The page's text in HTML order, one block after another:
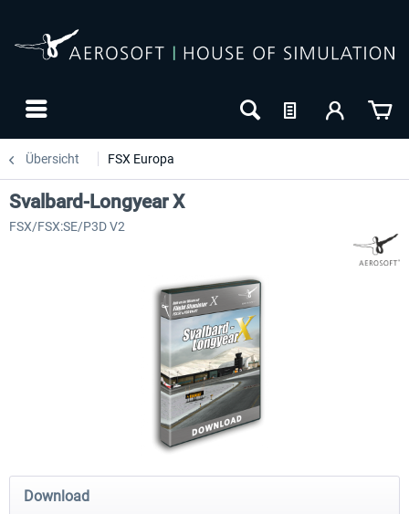
Übersicht FSX Europa
Mega Airport Frankfurt V2.0 Mega Airport Berlin
Svalbard-Longyear X
FSX/FSX:SE/P3D V2
Download